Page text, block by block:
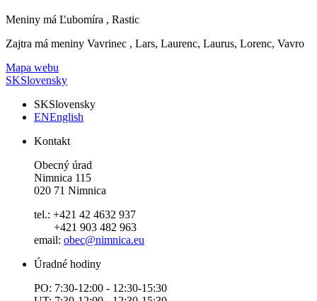
Meniny má Ľubomíra , Rastic
Zajtra má meniny Vavrinec , Lars, Laurenc, Laurus, Lorenc, Vavro
Mapa webu
SKSlovensky
SKSlovensky
ENEnglish
Kontakt
Obecný úrad
Nimnica 115
020 71 Nimnica
tel.: +421 42 4632 937
+421 903 482 963
email: obec@nimnica.eu
Úradné hodiny
PO: 7:30-12:00 - 12:30-15:30